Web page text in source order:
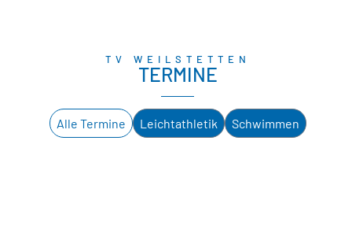
TV WEILSTETTEN
TERMINE
Leichtathletik Schwimmen
Alle Termine